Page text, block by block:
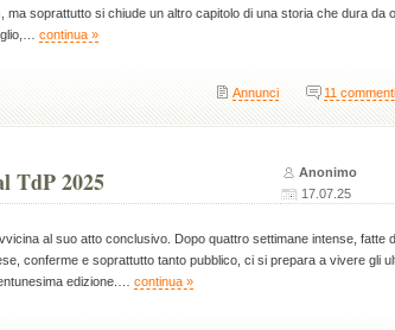
ma soprattutto si chiude un altro capitolo di una storia che dura da
continua »
Annunci 11
Anonimo
17.07.25
TdP 2025
al suo atto conclusivo. Dopo quattro settimane intense, fatte
conferme e soprattutto tanto pubblico, ci si prepara a vivere gli
edizione.… continua »